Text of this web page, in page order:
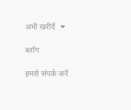
अभी खरीदें
ब्लॉग
हमसे संपर्क करें